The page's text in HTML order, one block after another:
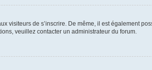
visiteurs de s’inscrire. De même, il est également
veuillez contacter un administrateur du forum.